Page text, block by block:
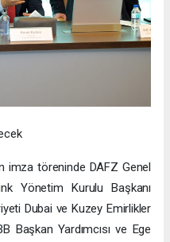
imza töreninde DAFZ Genel
Yönetim Kurulu Başkanı
Dubai ve Kuzey Emirlikler
Başkan Yardımcısı ve Ege